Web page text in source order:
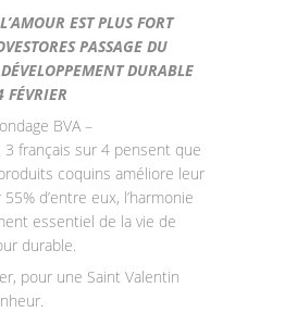
EST PLUS FORT
PASSAGE DU
DURABLE
FÉVRIER
BVA –
3 français sur 4 pensent que
coquins améliore leur
d’entre eux, l’harmonie
essentiel de la vie de
durable.
pour une Saint Valentin